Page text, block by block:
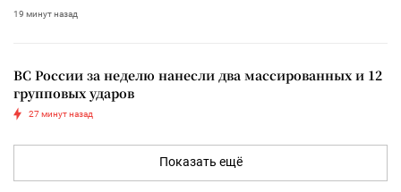
19 минут назад
ВС России за неделю нанесли два массированных и 12
групповых ударов
27 минут назад
Показать ещё